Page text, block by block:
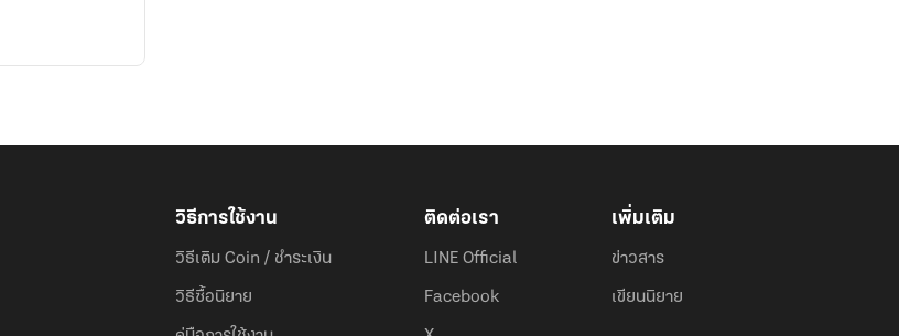
วิธีการใช้งาน
วิธีเติม Coin / ชำระเงิน
วิธีซื้อนิยาย
ติดต่อเรา
LINE Official
Facebook
เพิ่มเติม
ข่าวสาร
เขียนนิยาย